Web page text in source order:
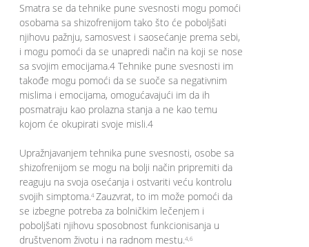
Smatra se da tehnike pune svesnosti mogu pomoći
osobama sa shizofrenijom tako što će poboljšati
njihovu pažnju, samosvest i saosećanje prema sebi,
i mogu pomoći da se unapredi način na koji se nose
sa svojim emocijama.4 Tehnike pune svesnosti im
takođe mogu pomoći da se suoče sa negativnim
mislima i emocijama, omogućavajući im da ih
posmatraju kao prolazna stanja a ne kao temu
kojom će okupirati svoje misli.4
Upražnjavanjem tehnika pune svesnosti, osobe sa
shizofrenijom se mogu na bolji način pripremiti da
reaguju na svoja osećanja i ostvariti veću kontrolu
svojih simptoma.4 Zauzvrat, to im može pomoći da
se izbegne potreba za bolničkim lečenjem i
poboljšati njihovu sposobnost funkcionisanja u
društvenom životu i na radnom mestu.4,6